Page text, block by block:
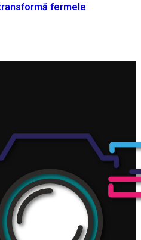
fermele